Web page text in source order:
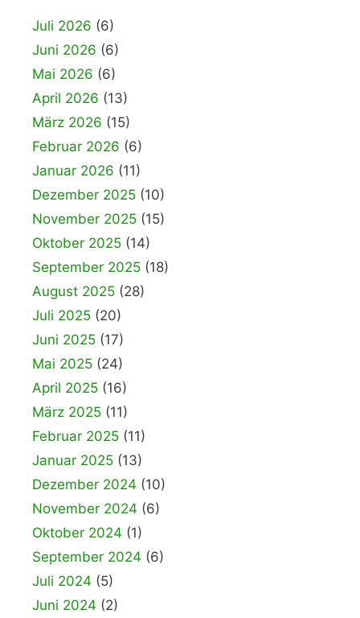
Juli 2026 (6)
Juni 2026 (6)
Mai 2026 (6)
April 2026 (13)
März 2026 (15)
Februar 2026 (6)
Januar 2026 (11)
Dezember 2025 (10)
November 2025 (15)
Oktober 2025 (14)
September 2025 (18)
August 2025 (28)
Juli 2025 (20)
Juni 2025 (17)
Mai 2025 (24)
April 2025 (16)
März 2025 (11)
Februar 2025 (11)
Januar 2025 (13)
Dezember 2024 (10)
November 2024 (6)
Oktober 2024 (1)
September 2024 (6)
Juli 2024 (5)
Juni 2024 (2)